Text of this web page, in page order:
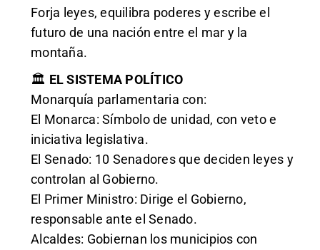
Forja leyes, equilibra poderes y escribe el
futuro de una nación entre el mar y la
montaña.
🏛️ EL SISTEMA POLÍTICO
Monarquía parlamentaria con:
El Monarca: Símbolo de unidad, con veto e
iniciativa legislativa.
El Senado: 10 Senadores que deciden leyes y
controlan al Gobierno.
El Primer Ministro: Dirige el Gobierno,
responsable ante el Senado.
Alcaldes: Gobiernan los municipios con